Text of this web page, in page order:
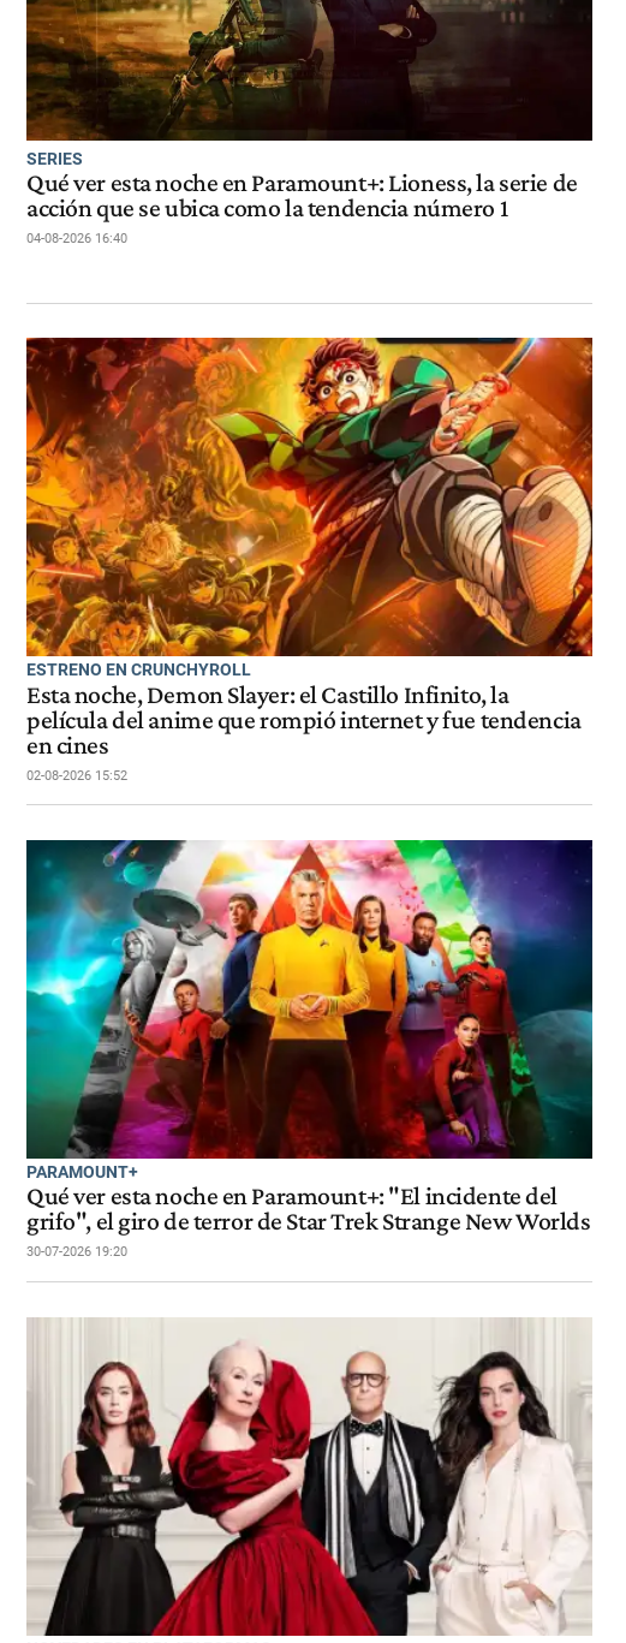
SERIES
Qué ver esta noche en Paramount+: Lioness, la serie de
acción que se ubica como la tendencia número 1
04-08-2026 16:40
ESTRENO EN CRUNCHYROLL
Esta noche, Demon Slayer: el Castillo Infinito, la
película del anime que rompió internet y fue tendencia
en cines
02-08-2026 15:52
PARAMOUNT+
Qué ver esta noche en Paramount+: "El incidente del
grifo", el giro de terror de Star Trek Strange New Worlds
30-07-2026 19:20